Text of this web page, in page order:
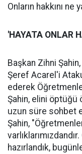
Onların hakkını
'HAYATA ONLAR
Başkan Zihni
Şeref Acarel'i
ederek
Şahin, elini öptüğü
uzun süre sohbet
Şahin,
hazırlandık,